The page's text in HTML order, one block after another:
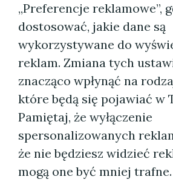
„Preferencje reklamowe”,
dostosować, jakie dane są
wykorzystywane do
reklam. Zmiana tych
znacząco wpłynąć na
które będą się pojawiać w
Pamiętaj, że wyłączenie
spersonalizowanych
że nie będziesz widzieć
mogą one być mniej trafne.